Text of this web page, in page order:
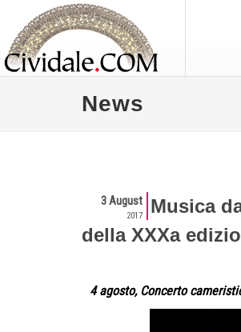
News
3 August
2017
Musica
della XXXa
4 agosto, Concerto